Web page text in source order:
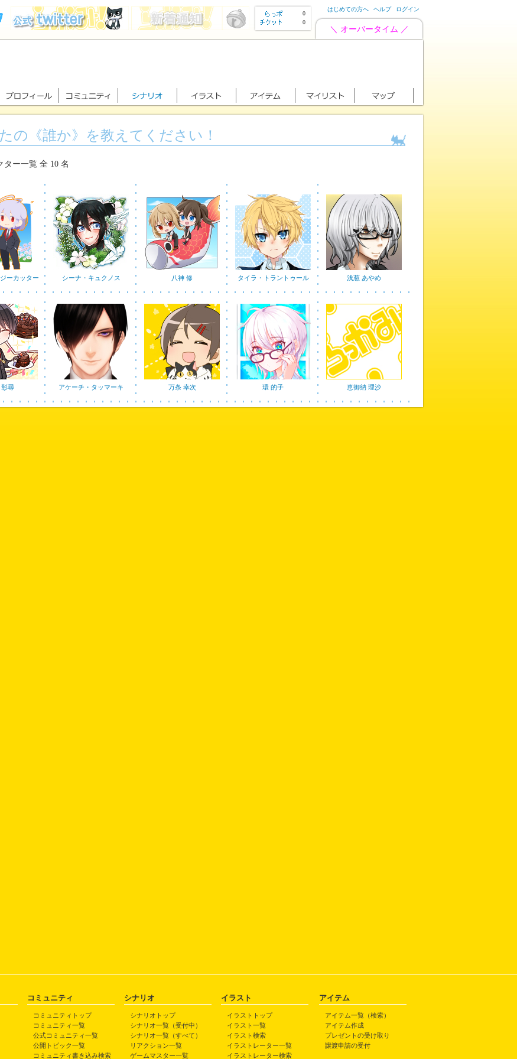
0
0
はじめての方へ ヘルプ ログイン
＼ オーバータイム ／
の《誰か》を教えてください！
ター一覧 全 10 名
ーカッター シーナ・キュクノス 八神 修 タイラ・トラントゥール 浅葱 あやめ
尋 アケーチ・タッマーキ 万条 幸次 環 的子 恵御納 理沙
コミュニティ
コミュニティトップ
コミュニティ一覧
公式コミュニティ一覧
公開トピック一覧
コミュニティ書き込み検索
シナリオ
シナリオトップ
シナリオ一覧（受付中）
シナリオ一覧（すべて）
リアクション一覧
ゲームマスター一覧
イラスト
イラストトップ
イラスト一覧
イラスト検索
イラストレーター一覧
イラストレーター検索
アイテム
アイテム一覧（検索）
アイテム作成
プレゼントの受け取り
譲渡申請の受付